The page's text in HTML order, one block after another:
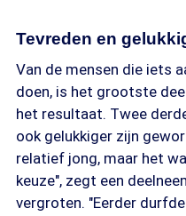
Tevreden en
Van de mensen die iets
doen, is het grootste
het resultaat. Twee
ook gelukkiger zijn
relatief jong, maar het
keuze", zegt een
vergroten. "Eerder